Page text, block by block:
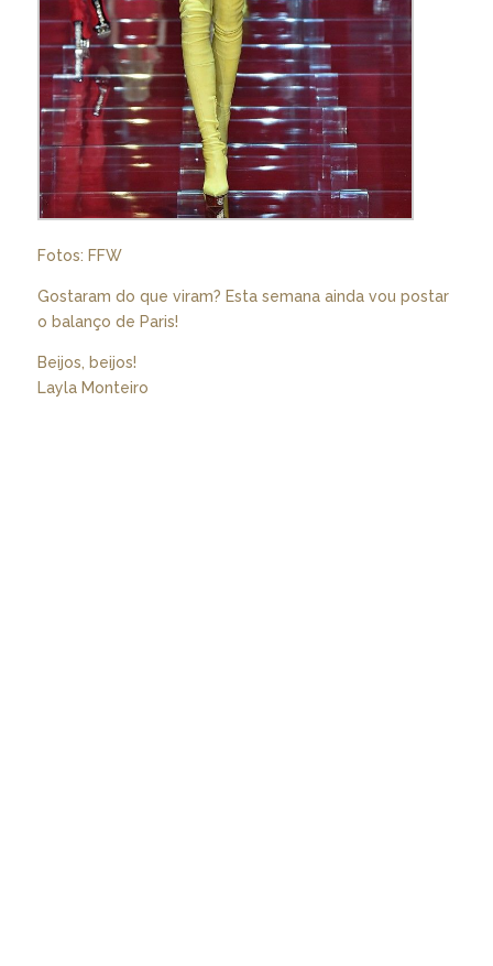
Fotos: FFW
Gostaram do que viram? Esta semana ainda vou postar
o balanço de Paris!
Beijos, beijos!
Layla Monteiro